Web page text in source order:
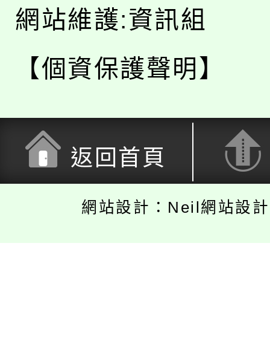
網站維護:資訊組
【個資保護聲明】
返回首頁
網站設計：Neil網站設